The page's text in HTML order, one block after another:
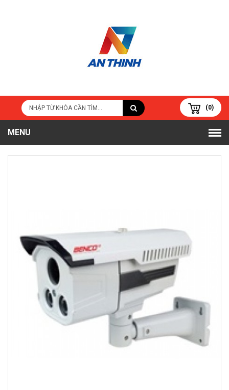
(0)
MENU